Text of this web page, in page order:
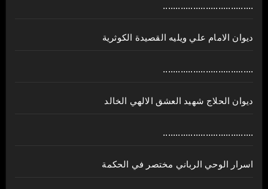
....................................
ديوان الامام علي ويليه القصيدة الكوثرية
....................................
ديوان الحلاج شهيد العشق الالهي الخالد
....................................
اسرار الوحي الرباني مختصر في الحكمة